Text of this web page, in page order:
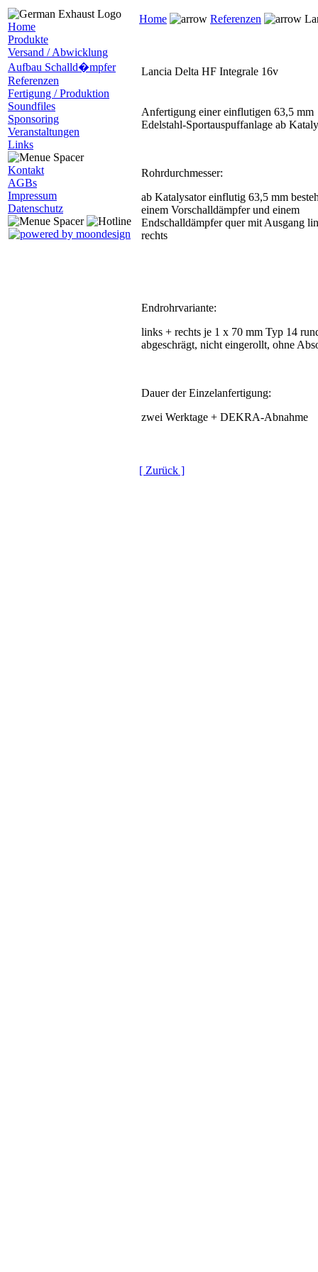
Home
Produkte
Versand / Abwicklung
Aufbau Schalld�mpfer
Referenzen
Fertigung / Produktion
Soundfiles
Sponsoring
Veranstaltungen
Links
Kontakt
AGBs
Impressum
Datenschutz
Home Referenzen
Lancia Delta HF Integrale 16v
Anfertigung einer einflutigen 63,5 mm
Edelstahl-Sportauspuffanlage ab
Rohrdurchmesser:
ab Katalysator einflutig 63,5 mm
einem Vorschalldämpfer und einem
Endschalldämpfer quer mit Ausgang
rechts
Endrohrvariante:
links + rechts je 1 x 70 mm Typ 14
abgeschrägt, nicht eingerollt, ohne
Dauer der Einzelanfertigung:
zwei Werktage + DEKRA-Abnahme
[ Zurück ]